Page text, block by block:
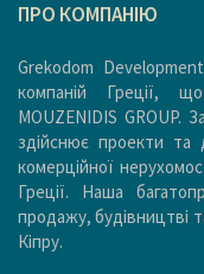
ПРО КОМПАНІЮ
Grekodom
компаній Греції,
MOUZENIDIS GROUP.
здійснює проекти та
комерційної
Греції. Наша
продажу, будівництві
Кіпру.